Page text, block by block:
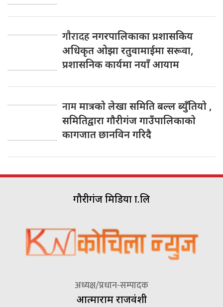
गाैरादहनगरपालिकाका प्रशासकिय
अधिकृत ओझा रतुवामाईमा सरूवा,
प्रशासनिक कार्यमा नयाँ आयाम
नाममात्रकाे लेखा समिति बल्ल ब्युँतियाे ,
समितिद्वारा गाैरीगंज गाउँपालिकाकाे
कागजात छानविन गरिदै
गौरीगंज मिडिया प्रा.लि
अध्यक्ष/प्रधान-सम्पादक
आत्माराम राजवंशी